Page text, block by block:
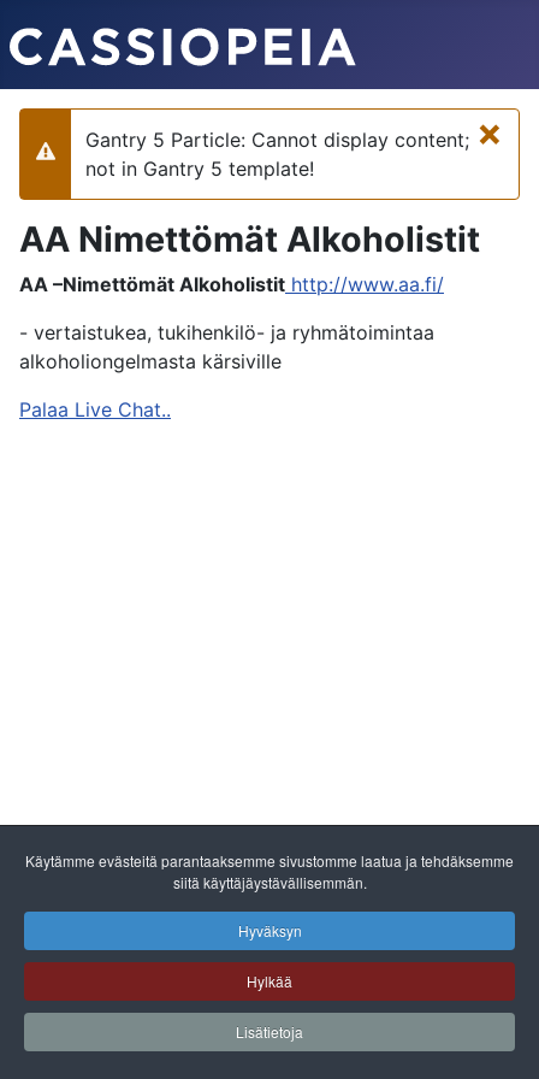
×
Varoitus
Gantry 5 Particle: Cannot display content;
not in Gantry 5 template!
AA Nimettömät Alkoholistit
AA –Nimettömät Alkoholistit http://www.aa.fi/
- vertaistukea, tukihenkilö- ja ryhmätoimintaa
alkoholiongelmasta kärsiville
Palaa Live Chat..
Käytämme evästeitä parantaaksemme sivustomme laatua ja tehdäksemme
siitä käyttäjäystävällisemmän.
Hyväksyn
Hylkää
Lisätietoja